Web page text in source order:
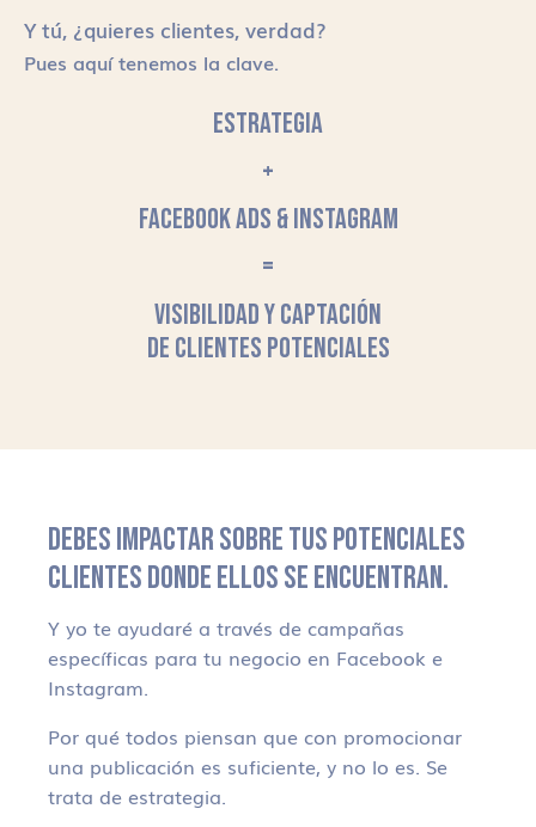
Y tú, ¿quieres clientes, verdad?
Pues aquí tenemos la clave.
ESTRATEGIA
+
FACEBOOK ADS & INSTAGRAM
=
VISIBILIDAD Y CAPTACIÓN
DE CLIENTES POTENCIALES
DEBES IMPACTAR SOBRE TUS POTENCIALES
CLIENTES DONDE ELLOS SE ENCUENTRAN.
Y yo te ayudaré a través de campañas
específicas para tu negocio en Facebook e
Instagram.
Por qué todos piensan que con promocionar
una publicación es suficiente, y no lo es. Se
trata de estrategia.